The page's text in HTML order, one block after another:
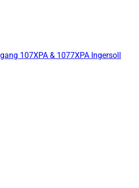
107XPA & 1077XPA Ingersoll